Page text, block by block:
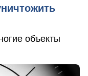
объекты